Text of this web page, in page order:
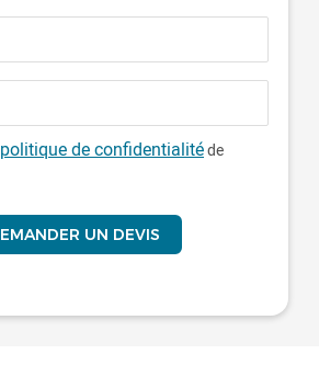
politique de confidentialitéde